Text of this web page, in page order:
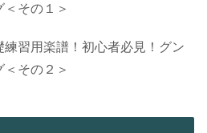
その１＞
練習用楽譜！初心者必見！グン
その２＞